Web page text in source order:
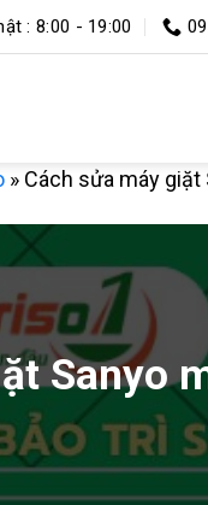
: 8:00 - 19:00
» Cách sửa máy
Sanyo